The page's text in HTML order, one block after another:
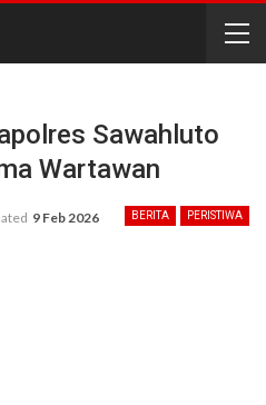
Sawahluto
Wartawan
BERITA PERISTIWA
9 Feb 2026